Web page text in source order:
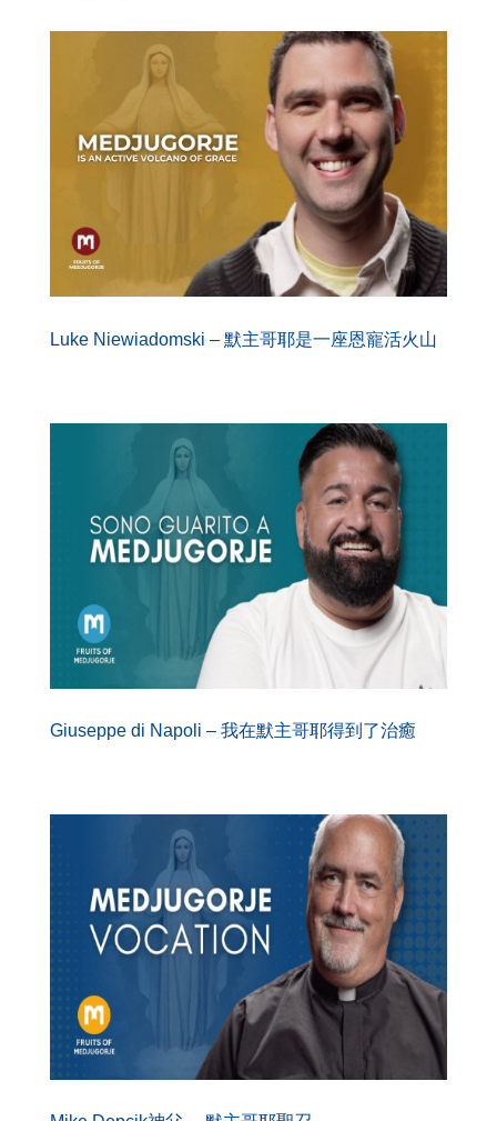
Luke Niewiadomski – 默主哥耶是一座恩寵活火山
Giuseppe di Napoli – 我在默主哥耶得到了治癒